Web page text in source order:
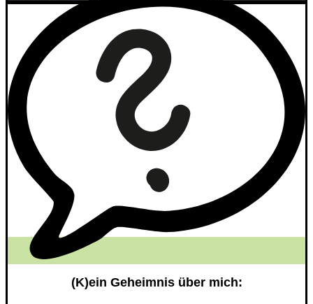
(K)ein Geheimnis über mich: